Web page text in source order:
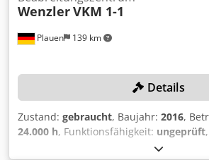
Plauen 139 km
WenzlerVKM 1-1
Details
Zustand: gebraucht, Baujahr: 2016,
24.000 h, Funktionsfähigkeit: ungeprüft,
Maschinen-/Fahrzeugnummer: